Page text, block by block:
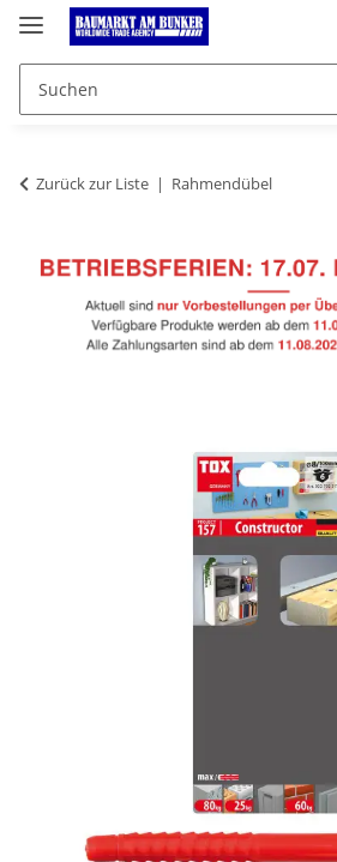
Zurück zur Liste Rahmendübel